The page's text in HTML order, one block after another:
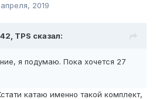
2019
TPS сказал:
я подумаю. Пока хочется 27
катаю именно такой комплект,